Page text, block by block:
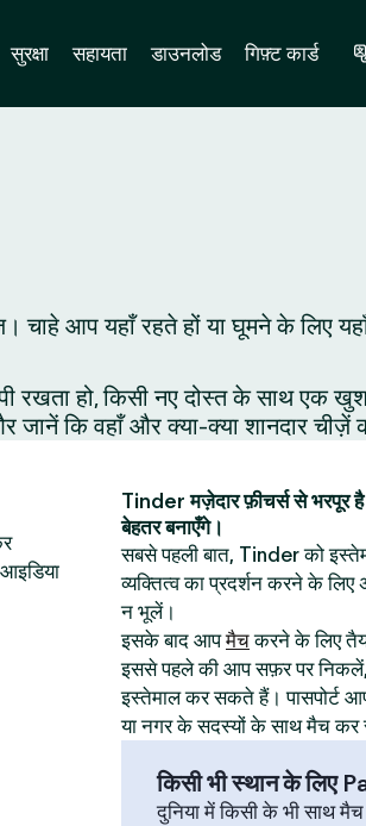
सुरक्षा सहायता डाउनलोड गिफ़्ट कार्ड
चाहे आप यहाँ रहते हों या घूमने के लिए
हो, किसी नए दोस्त के साथ एक
कि वहाँ और क्या-क्या शानदार चीज़ें
Tinder मज़ेदार फ़ीचर्स से भरपूर
बेहतर बनाएँगे।
सबसे पहली बात, Tinder को
व्यक्तित्व का प्रदर्शन करने के लिए
न भूलें।
इसके बाद आपमैचकरने के लिए
इससे पहले की आप सफ़र पर
इस्तेमाल कर सकते हैं। पासपोर्ट
या नगर के सदस्यों के साथ मैच
किसी भी स्थान के लिए
दुनिया में किसी के भी साथ